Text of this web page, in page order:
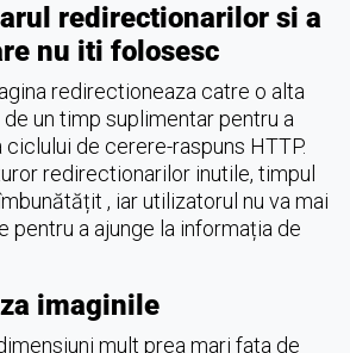
redirectionarilor si a
nu iti folosesc
redirectioneaza catre o alta
un timp suplimentar pentru a
de cerere-raspuns HTTP.
redirectionarilor inutile, timpul
, iar utilizatorul nu va mai
pentru a ajunge la informația de
imaginile
mult prea mari fata de